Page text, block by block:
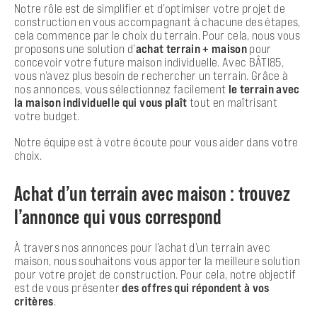
Notre rôle est de simplifier et d’optimiser votre projet de
construction en vous accompagnant à chacune des étapes,
cela commence par le choix du terrain. Pour cela, nous vous
proposons une solution d’achat terrain + maisonpour
concevoir votre future maison individuelle. Avec BÂTI85,
vous n’avez plus besoin de rechercher un terrain. Grâce à
nos annonces, vous sélectionnez facilement le terrain avec
la maison individuelle qui vous plaît tout en maîtrisant
votre budget.
Notre équipe est à votre écoute pour vous aider dans votre
choix.
Achat d’un terrain avec maison : trouvez
l’annonce qui vous correspond
À travers nos annonces pour l’achat d’un terrain avec
maison, nous souhaitons vous apporter la meilleure solution
pour votre projet de construction. Pour cela, notre objectif
est de vous présenterdes offres qui répondent à vos
critères.